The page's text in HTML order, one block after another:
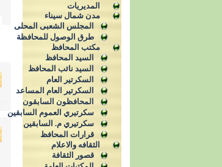
المديريات
مدن شمال سيناء
المجلس الشعبى المحلى
طرق الوصول للمحافظة
مكتب المحافظ
السيد المحافظ
السيد نائب المحافظ
السكرتير العام
السكرتير العام المساعد
المحافظون السابقون
سكرتيري العموم السابقين
سكرتيري م. السابقين
قرارات المحافظ
الثقافه والاعلام
قصور الثقافة